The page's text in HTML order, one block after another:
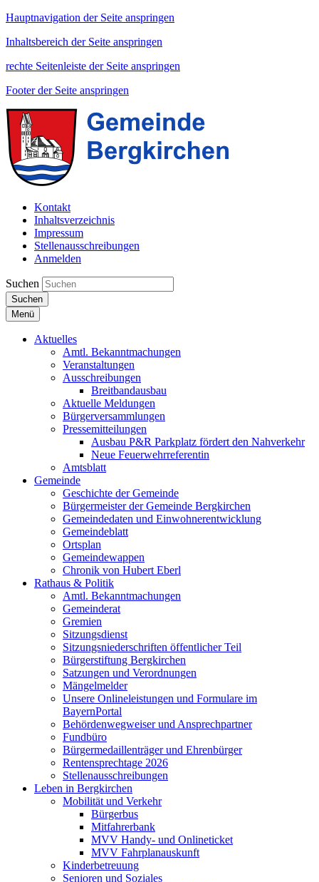
Hauptnavigation der Seite anspringen
Inhaltsbereich der Seite anspringen
rechte Seitenleiste der Seite anspringen
Footer der Seite anspringen
Kontakt
Inhaltsverzeichnis
Impressum
Stellenausschreibungen
Anmelden
Suchen
Suchen
Menü
Aktuelles
Amtl. Bekanntmachungen
Veranstaltungen
Ausschreibungen
Breitbandausbau
Aktuelle Meldungen
Bürgerversammlungen
Pressemitteilungen
Ausbau P&R Parkplatz fördert den Nahverkehr
Neue Feuerwehrreferentin
Amtsblatt
Gemeinde
Geschichte der Gemeinde
Bürgermeister der Gemeinde Bergkirchen
Gemeindedaten und Einwohnerentwicklung
Gemeindeblatt
Ortsplan
Gemeindewappen
Chronik von Hubert Eberl
Rathaus & Politik
Amtl. Bekanntmachungen
Gemeinderat
Gremien
Sitzungsdienst
Sitzungsniederschriften öffentlicher Teil
Bürgerstiftung Bergkirchen
Satzungen und Verordnungen
Mängelmelder
Unsere Onlineleistungen und Formulare im
BayernPortal
Behördenwegweiser und Ansprechpartner
Fundbüro
Bürgermedaillenträger und Ehrenbürger
Rentensprechtage 2026
Stellenausschreibungen
Leben in Bergkirchen
Mobilität und Verkehr
Bürgerbus
Mitfahrerbank
MVV Handy- und Onlineticket
MVV Fahrplanauskunft
Kinderbetreuung
Senioren und Soziales